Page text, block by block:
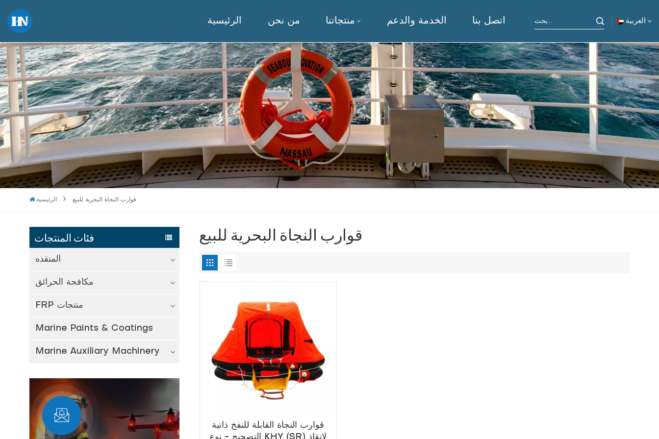
الرئيسية من نحن منتجاتنا الخدمة والدعم اتصل بنا العربية
English
русский
español
Indonesia
العربية
الرئيسية قوارب النجاة البحرية للبيع
فئات المنتجات
المنقذه
مكافحة الحرائق
FRP منتجات
Marine Paints & Coatings
Marine Auxiliary Machinery
قوارب النجاة البحرية للبيع
قوارب النجاة القابلة للنفخ ذاتية